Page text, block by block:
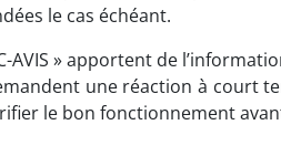
le cas échéant.
AVIS » apportent de
une réaction à court
le bon fonctionnement